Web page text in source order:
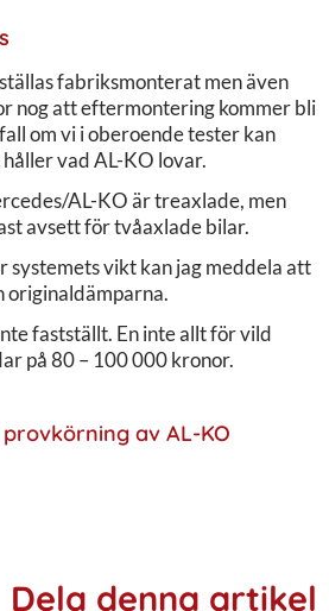
fabriksmonterat men även
nog att eftermontering kommer bli
om vi i oberoende tester kan
vad AL-KO lovar.
AL-KO är treaxlade, men
avsett för tvåaxlade bilar.
systemets vikt kan jag meddela att
originaldämparna.
fastställt. En inte allt för vild
på 80 – 100 000 kronor.
av AL-KO
Dela denna artikel